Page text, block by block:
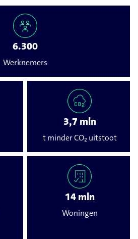
6.300
Werknemers
3,7 mln
t minder CO₂ uitstoot
14 mln
Woningen